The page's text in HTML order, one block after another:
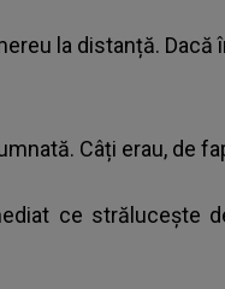
la distanță. Dacă
Câți erau, de
ce strălucește